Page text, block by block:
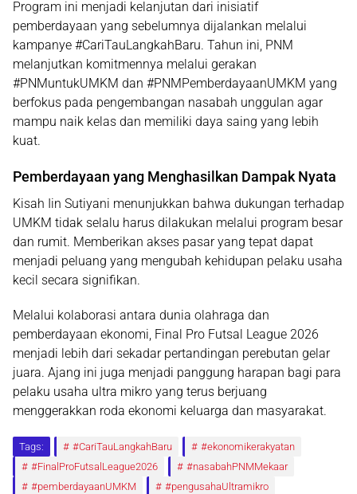
Program ini menjadi kelanjutan dari inisiatif
pemberdayaan yang sebelumnya dijalankan melalui
kampanye #CariTauLangkahBaru. Tahun ini, PNM
melanjutkan komitmennya melalui gerakan
#PNMuntukUMKM dan #PNMPemberdayaanUMKM yang
berfokus pada pengembangan nasabah unggulan agar
mampu naik kelas dan memiliki daya saing yang lebih
kuat.
Pemberdayaan yang Menghasilkan Dampak Nyata
Kisah Iin Sutiyani menunjukkan bahwa dukungan terhadap
UMKM tidak selalu harus dilakukan melalui program besar
dan rumit. Memberikan akses pasar yang tepat dapat
menjadi peluang yang mengubah kehidupan pelaku usaha
kecil secara signifikan.
Melalui kolaborasi antara dunia olahraga dan
pemberdayaan ekonomi, Final Pro Futsal League 2026
menjadi lebih dari sekadar pertandingan perebutan gelar
juara. Ajang ini juga menjadi panggung harapan bagi para
pelaku usaha ultra mikro yang terus berjuang
menggerakkan roda ekonomi keluarga dan masyarakat.
Tags: #CariTauLangkahBaru
#ekonomikerakyatan
#FinalProFutsalLeague2026
#nasabahPNMMekaar
#pemberdayaanUMKM
#pengusahaUltramikro